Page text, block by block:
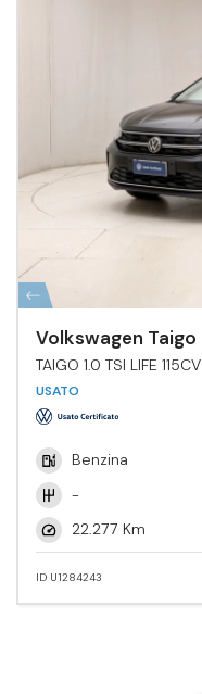
Volkswagen Taigo
TAIGO 1.0 TSI LIFE 115CV
USATO
Benzina
-
22.277 Km
ID U1284243